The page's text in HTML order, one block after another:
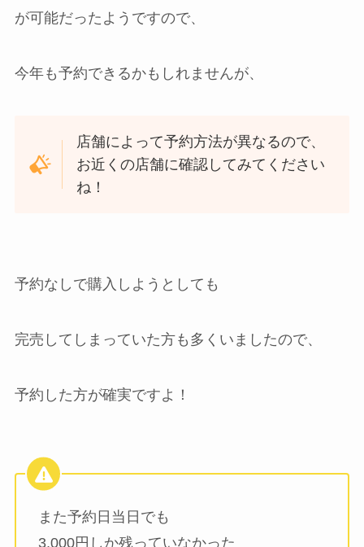
が可能だったようですので、
今年も予約できるかもしれませんが、
店舗によって予約方法が異なるので、
お近くの店舗に確認してみてください
ね！
予約なしで購入しようとしても
完売してしまっていた方も多くいましたので、
予約した方が確実ですよ！
また予約日当日でも
3,000円しか残っていなかった